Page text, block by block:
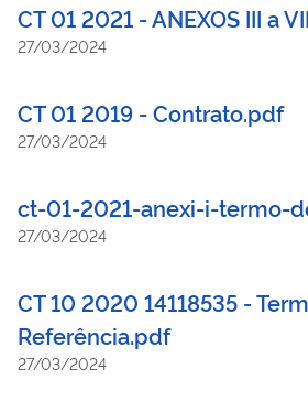
CT 01 2021 - ANEXOS III a
27/03/2024
CT 01 2019 - Contrato.pdf
27/03/2024
ct-01-2021-anexi-i-termo-
27/03/2024
CT 10 2020 14118535 -
Referência.pdf
27/03/2024